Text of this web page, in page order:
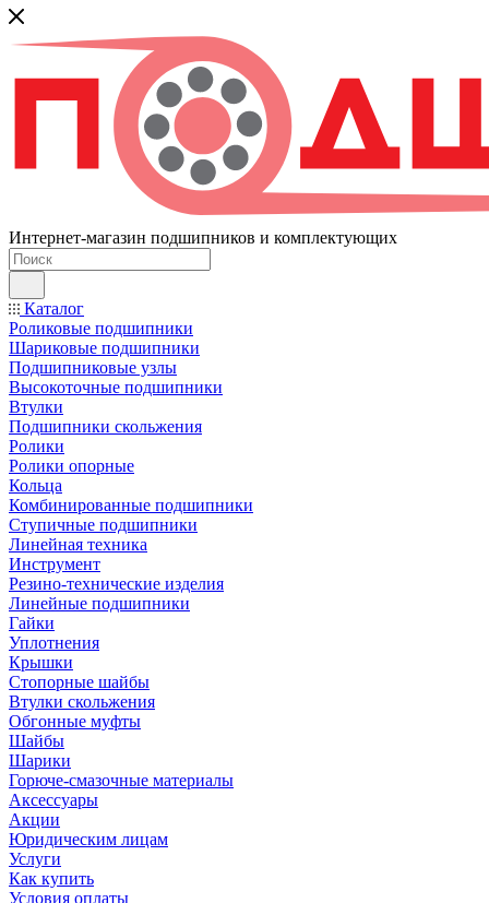
Интернет-магазин подшипников и комплектующих
Каталог
Роликовые подшипники
Шариковые подшипники
Подшипниковые узлы
Высокоточные подшипники
Втулки
Подшипники скольжения
Ролики
Ролики опорные
Кольца
Комбинированные подшипники
Ступичные подшипники
Линейная техника
Инструмент
Резино-технические изделия
Линейные подшипники
Гайки
Уплотнения
Крышки
Стопорные шайбы
Втулки скольжения
Обгонные муфты
Шайбы
Шарики
Горюче-смазочные материалы
Аксессуары
Акции
Юридическим лицам
Услуги
Как купить
Условия оплаты